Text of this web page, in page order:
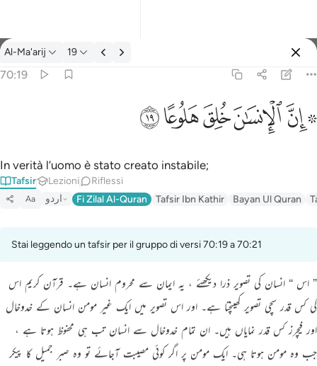
Tafsir: Al-Ma'arij 70:19
Al-Ma'arij 19
70:19
ﱪ ﱫﱬﱭﱮﱯ
In verità l’uomo è stato creato instabile;
Tafsir Lezioni Riflessi
Aa اردو Fi Zilal Al-Quran Tafsir Ibn Kathir Bayan Ul Quran
Stai leggendo un tafsir per il gruppo di versi 70:19 a 70:21
” اس “ انسان کی تصویر ذرا دیکھئے ، یہ ایمان سے محروم انسان ہے۔ قرآن کریم اس
کی کس قدر سچی تصویر کھینچتا ہے۔ اور اس تصویر میں ایک غیر مومن انسان کے خدوخال
اور فیچرز کس قدر نمایاں ہیں۔ ان تمام خدوخال سے انسان تب ہی محفوظ ہوتا ہے ،
جب وہ مومن ہوتا ہی۔ ایک مومن پر اگر کوئی مصیبت آجائے تو وہ صبر جمیل کا پیکر